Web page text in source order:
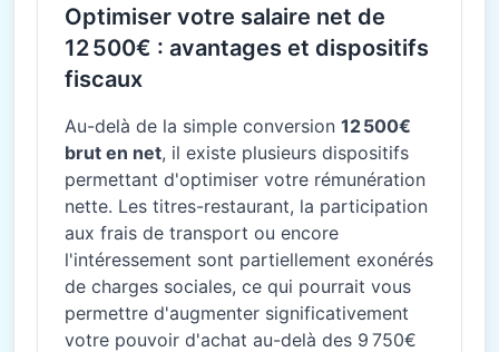
Optimiser votre salaire net de
12 500€ : avantages et dispositifs
fiscaux
Au-delà de la simple conversion 12 500€
brut en net, il existe plusieurs dispositifs
permettant d'optimiser votre rémunération
nette. Les titres-restaurant, la participation
aux frais de transport ou encore
l'intéressement sont partiellement exonérés
de charges sociales, ce qui pourrait vous
permettre d'augmenter significativement
votre pouvoir d'achat au-delà des 9 750€